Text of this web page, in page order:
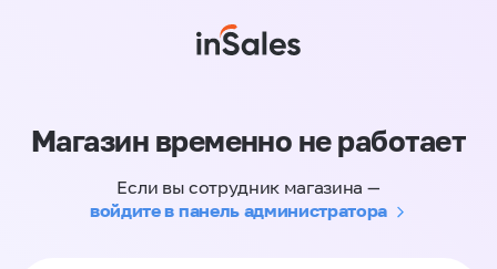
Магазин временно не работает
Если вы сотрудник магазина —
войдите в панель администратора